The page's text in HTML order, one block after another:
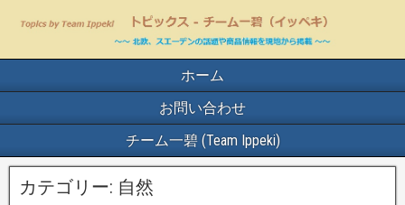
ホーム
お問い合わせ
チーム一碧 (Team Ippeki)
カテゴリー: 自然